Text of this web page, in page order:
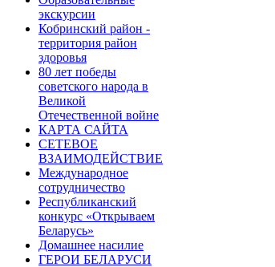
экскурсии
Кобринский район -
территория район
здоровья
80 лет победы
советского народа в
Великой
Отечественной войне
КАРТА САЙТА
СЕТЕВОЕ
ВЗАИМОДЕЙСТВИЕ
Международное
сотрудничество
Республиканский
конкурс «Открываем
Беларусь»
Домашнее насилие
ГЕРОИ БЕЛАРУСИ